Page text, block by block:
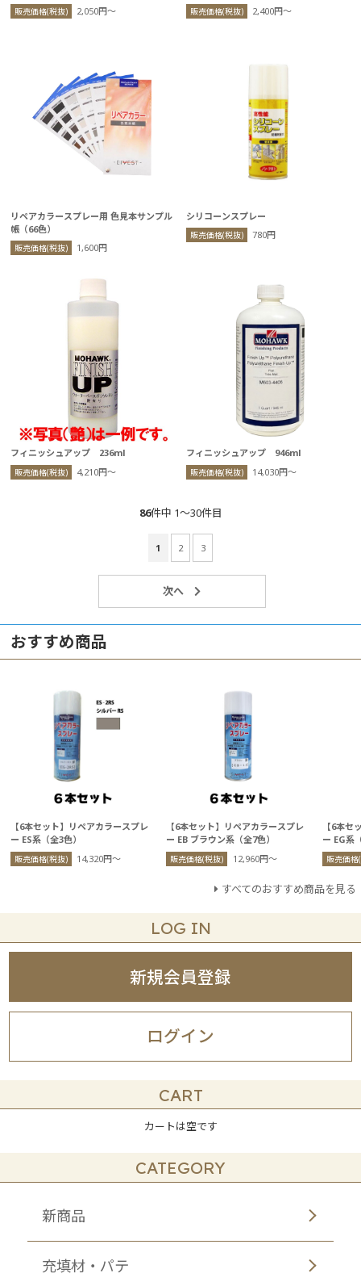
販売価格(税抜) 2,050円〜 販売価格(税抜) 2,400円〜
リペアカラースプレー用 色見本サンプル
帳（66色）
販売価格(税抜) 1,600円
シリコーンスプレー
販売価格(税抜) 780円
フィニッシュアップ 236ml
販売価格(税抜) 4,210円〜
フィニッシュアップ 946ml
販売価格(税抜) 14,030円〜
86件中 1〜30件目
1 2 3
おすすめ商品
【6本セット】リペアカラースプレ
ー ES系（全3色）
販売価格(税抜) 14,320円〜
【6本セット】リペアカラースプレ
ー EB ブラウン系（全7色）
販売価格(税抜) 12,960円〜
【6本セ
ー EG系
販売価格
すべてのおすすめ商品を見る
LOG IN
ログイン
新規会員登録
CART
カートは空です
CATEGORY
新商品
充填材・パテ